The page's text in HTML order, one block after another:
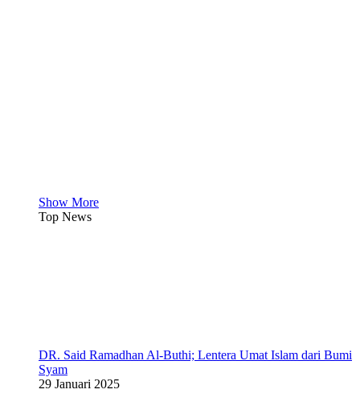
Show More
Top News
DR. Said Ramadhan Al-Buthi; Lentera Umat Islam dari Bumi
Syam
29 Januari 2025